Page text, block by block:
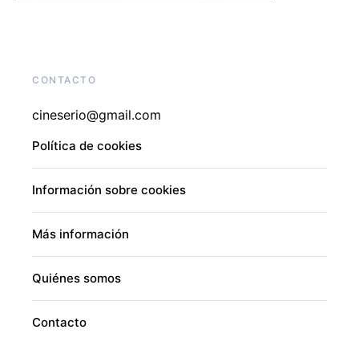
CONTACTO
cineserio@gmail.com
Política de cookies
Información sobre cookies
Más información
Quiénes somos
Contacto